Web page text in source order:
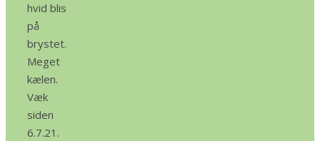
hvid blis
på
brystet.
Meget
kælen.
Væk
siden
6.7.21.